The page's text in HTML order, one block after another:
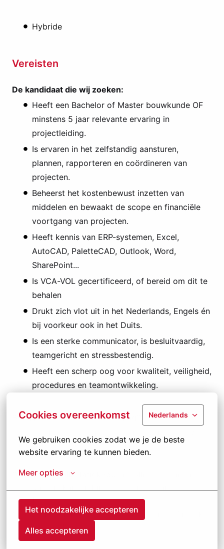
Cookies overeenkomst Nederlands
We gebruiken cookies zodat we je de beste
website ervaring te kunnen bieden.
Meer opties
Het noodzakelijke accepteren
Alles accepteren
Hybride
Vereisten
De kandidaat die wij zoeken:
Heeft een Bachelor of Master bouwkunde OF
minstens 5 jaar relevante ervaring in
projectleiding.
Is ervaren in het zelfstandig aansturen,
plannen, rapporteren en coördineren van
projecten.
Beheerst het kostenbewust inzetten van
middelen en bewaakt de scope en financiële
voortgang van projecten.
Heeft kennis van ERP-systemen, Excel,
AutoCAD, PaletteCAD, Outlook, Word,
SharePoint...
Is VCA-VOL gecertificeerd, of bereid om dit te
behalen
Drukt zich vlot uit in het Nederlands, Engels én
bij voorkeur ook in het Duits.
Is een sterke communicator, is besluitvaardig,
teamgericht en stressbestendig.
Heeft een scherp oog voor kwaliteit, veiligheid,
procedures en teamontwikkeling.
Ben jij klaar voor deze uitdaging?
samen met ons aan de toekomst!
Druk op de sollicitatieknop
verschil!
Nieuwsgierig naar onze andere vacatures? Ontdek
ze op
kansenbijjansen.be